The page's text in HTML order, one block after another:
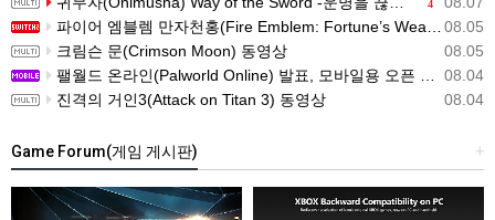
4
08.05
파이어 엠블렘 만자천홍(Fire Emblem: Fortune’s Weave) 스크린샷과 동영상(한국어 자막)
08.05
크림슨 문(Crimson Moon) 동영상
08.04
팰월드 온라인(Palworld Online) 발표, 모바일용 오픈 월드 멀티플레이 생존 크래프트
08.04
진격의 거인3(Attack on Titan 3) 동영상
+
Game Forum(게임 게시판)